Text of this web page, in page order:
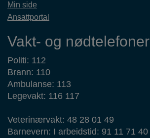
Min side
Ansattportal
Vakt- og nødtelefoner
Politi: 112
Brann: 110
Ambulanse: 113
Legevakt: 116 117
Veterinærvakt: 48 28 01 49
Barnevern: I arbeidstid: 91 11 71 40